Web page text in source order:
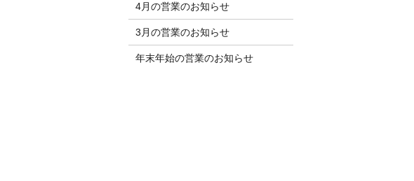
4月の営業のお知らせ
3月の営業のお知らせ
年末年始の営業のお知らせ